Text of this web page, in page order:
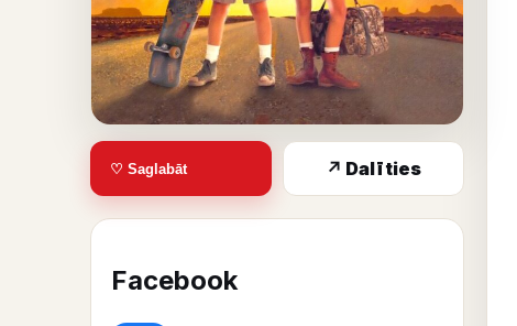
♡ Saglabāt ↗ Dalīties
Facebook